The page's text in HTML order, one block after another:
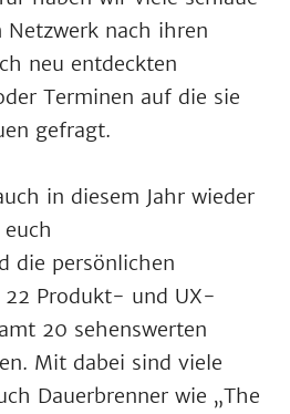
Netzwerk nach ihren
neu entdeckten
Terminen auf die sie
gefragt.
in diesem Jahr wieder
die persönlichen
22 Produkt- und UX-
20 sehenswerten
Mit dabei sind viele
Dauerbrenner wie „The